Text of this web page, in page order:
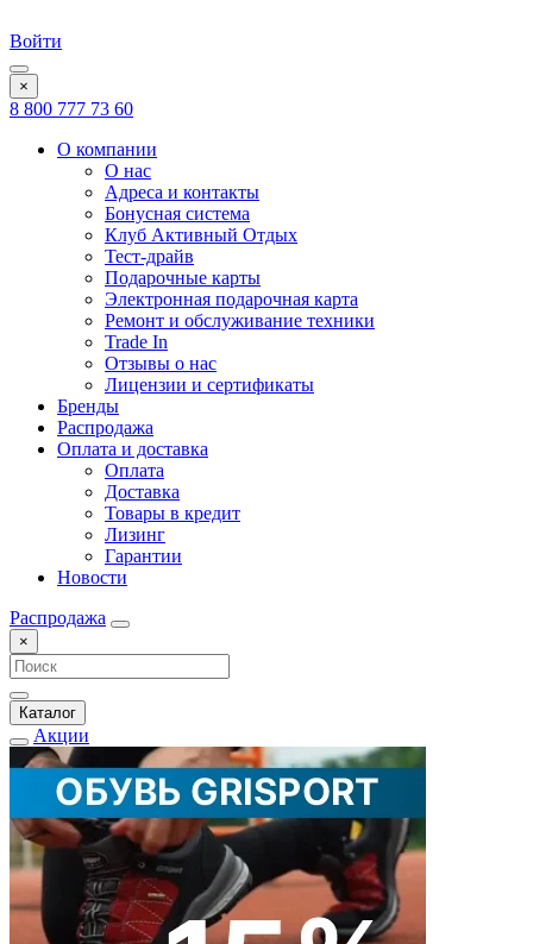
Войти
×
8 800 777 73 60
О компании
О нас
Адреса и контакты
Бонусная система
Клуб Активный Отдых
Тест-драйв
Подарочные карты
Электронная подарочная карта
Ремонт и обслуживание техники
Trade In
Отзывы о нас
Лицензии и сертификаты
Бренды
Распродажа
Оплата и доставка
Оплата
Доставка
Товары в кредит
Лизинг
Гарантии
Новости
Распродажа
×
Каталог
Акции